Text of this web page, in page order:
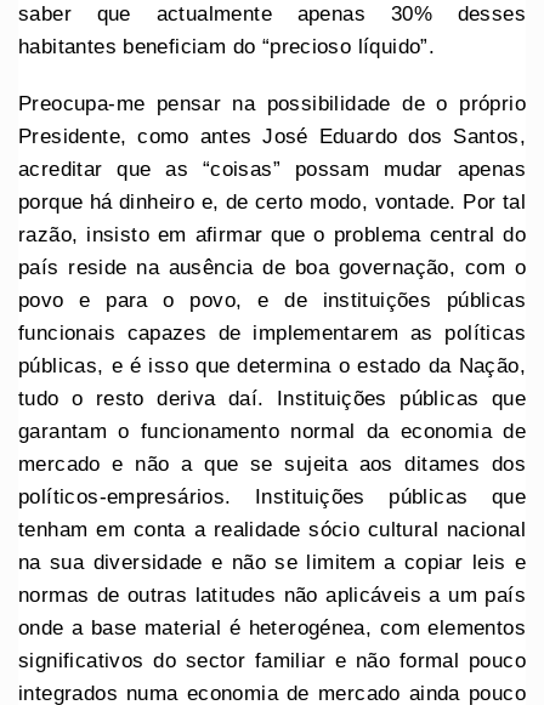
saber que actualmente apenas 30% desses
habitantes beneficiam do “precioso líquido”.
Preocupa-me pensar na possibilidade de o próprio
Presidente, como antes José Eduardo dos Santos,
acreditar que as “coisas” possam mudar apenas
porque há dinheiro e, de certo modo, vontade. Por tal
razão, insisto em afirmar que o problema central do
país reside na ausência de boa governação, com o
povo e para o povo, e de instituições públicas
funcionais capazes de implementarem as políticas
públicas, e é isso que determina o estado da Nação,
tudo o resto deriva daí. Instituições públicas que
garantam o funcionamento normal da economia de
mercado e não a que se sujeita aos ditames dos
políticos-empresários. Instituições públicas que
tenham em conta a realidade sócio cultural nacional
na sua diversidade e não se limitem a copiar leis e
normas de outras latitudes não aplicáveis a um país
onde a base material é heterogénea, com elementos
significativos do sector familiar e não formal pouco
integrados numa economia de mercado ainda pouco